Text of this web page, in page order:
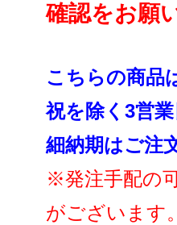
確認をお願
こちらの商品
祝を除く3営
細納期はご注
※発注手配の
がございます